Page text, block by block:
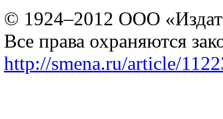
© 1924–2012 ООО
Все права охраняются
http://smena.ru/article/